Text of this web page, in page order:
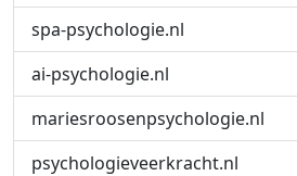
spa-psychologie.nl
ai-psychologie.nl
mariesroosenpsychologie.nl
psychologieveerkracht.nl